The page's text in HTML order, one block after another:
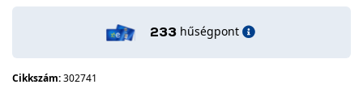
233 hűségpont
Cikkszám:302741